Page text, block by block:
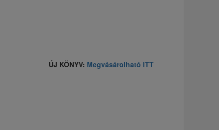
ÚJ KÖNYV: Megvásárolható ITT